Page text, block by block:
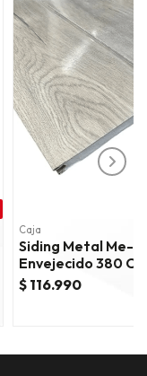
Caja
Siding Metal Me-
Envejecido 380 Cm
$ 116.990